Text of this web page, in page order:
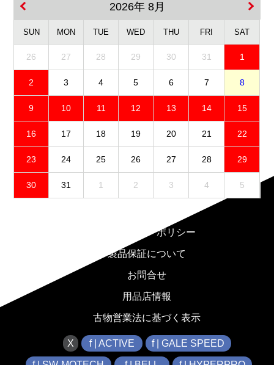
2026年 8月
SUN MON TUE WED THU FRI SAT
26 27 28 29 30 31 1
2 3 4 5 6 7 8
9 10 11 12 13 14 15
16 17 18 19 20 21 22
23 24 25 26 27 28 29
30 31 1 2 3 4 5
プライバシーポリシー
製品保証について
お問合せ
用品店情報
古物営業法に基づく表示
X f | ACTIVE f | GALE SPEED